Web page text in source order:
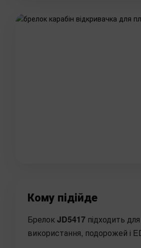
Кому підійде
БрелокJD5417 підходить
використання, подорожей і